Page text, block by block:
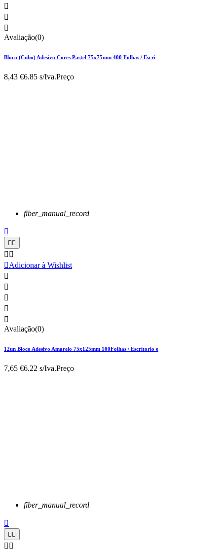



Avaliação(0)
Bloco (Cubo) Adesivo Cores Pastel 75x75mm 400 Folhas / Escri
8,43 €6.85 s/Iva.Preço
fiber_manual_record

 
 
Adicionar à Wishlist





Avaliação(0)
12un Bloco Adesivo Amarelo 75x125mm 100Folhas / Escritorio e
7,65 €6.22 s/Iva.Preço
fiber_manual_record

 
 